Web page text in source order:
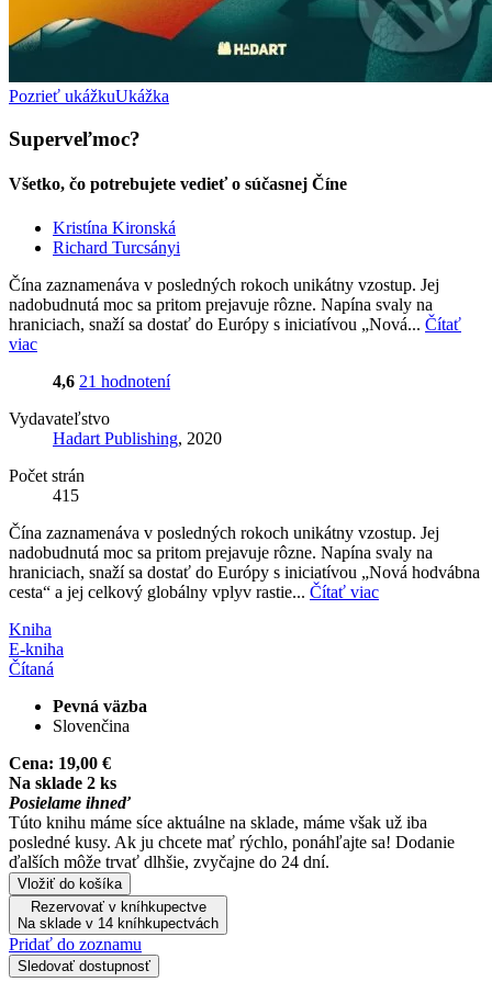
Pozrieť ukážkuUkážka
Superveľmoc?
Všetko, čo potrebujete vedieť o súčasnej Číne
Kristína Kironská
Richard Turcsányi
Čína zaznamenáva v posledných rokoch unikátny vzostup. Jej
nadobudnutá moc sa pritom prejavuje rôzne. Napína svaly na
hraniciach, snaží sa dostať do Európy s iniciatívou „Nová... Čítať
viac
4,6 21 hodnotení
Vydavateľstvo
Hadart Publishing, 2020
Počet strán
415
Čína zaznamenáva v posledných rokoch unikátny vzostup. Jej
nadobudnutá moc sa pritom prejavuje rôzne. Napína svaly na
hraniciach, snaží sa dostať do Európy s iniciatívou „Nová hodvábna
cesta“ a jej celkový globálny vplyv rastie... Čítať viac
Kniha
E-kniha
Čítaná
Pevná väzba
Slovenčina
Cena: 19,00 €
Na sklade 2 ks
Posielame ihneď
Túto knihu máme síce aktuálne na sklade, máme však už iba
posledné kusy. Ak ju chcete mať rýchlo, ponáhľajte sa! Dodanie
ďalších môže trvať dlhšie, zvyčajne do 24 dní.
Vložiť do košíka
Rezervovať v kníhkupectve
Na sklade v 14 kníhkupectvách
Pridať do zoznamu
Sledovať dostupnosť